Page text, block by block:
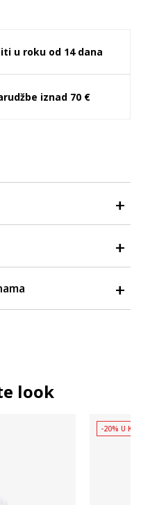
u roku od 14 dana
iznad 70 €
look
-20% U